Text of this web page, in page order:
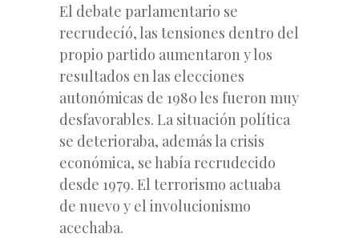
El debate parlamentario se
recrudecíó, las tensiones dentro del
propio partido aumentaron y los
resultados en las elecciones
autonómicas de 1980 les fueron muy
desfavorables. La situación política
se deterioraba, además la crisis
económica, se había recrudecido
desde 1979. El terrorismo actuaba
de nuevo y el involucionismo
acechaba.